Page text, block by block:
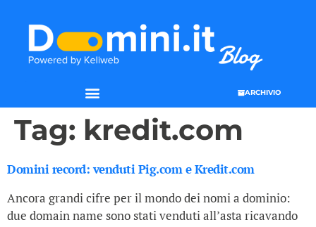
ARCHIVIO
Tag: kredit.com
Domini record: venduti Pig.com e Kredit.com
Ancora grandi cifre per il mondo dei nomi a dominio:
due domain name sono stati venduti all’asta ricavando